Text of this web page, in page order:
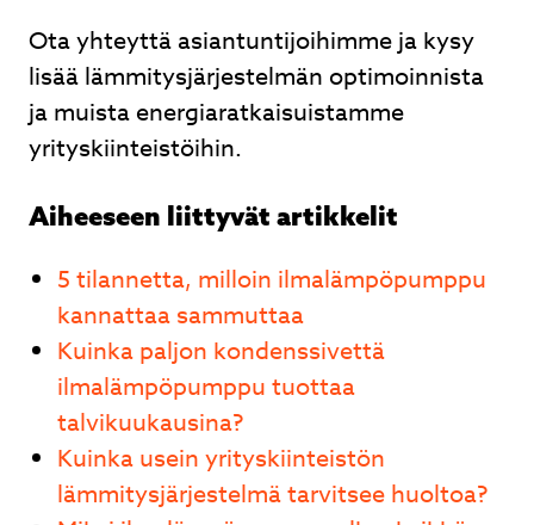
Ota yhteyttä asiantuntijoihimme ja kysy
lisää lämmitysjärjestelmän optimoinnista
ja muista energiaratkaisuistamme
yrityskiinteistöihin.
Aiheeseen liittyvät artikkelit
5 tilannetta, milloin ilmalämpöpumppu
kannattaa sammuttaa
Kuinka paljon kondenssivettä
ilmalämpöpumppu tuottaa
talvikuukausina?
Kuinka usein yrityskiinteistön
lämmitysjärjestelmä tarvitsee huoltoa?